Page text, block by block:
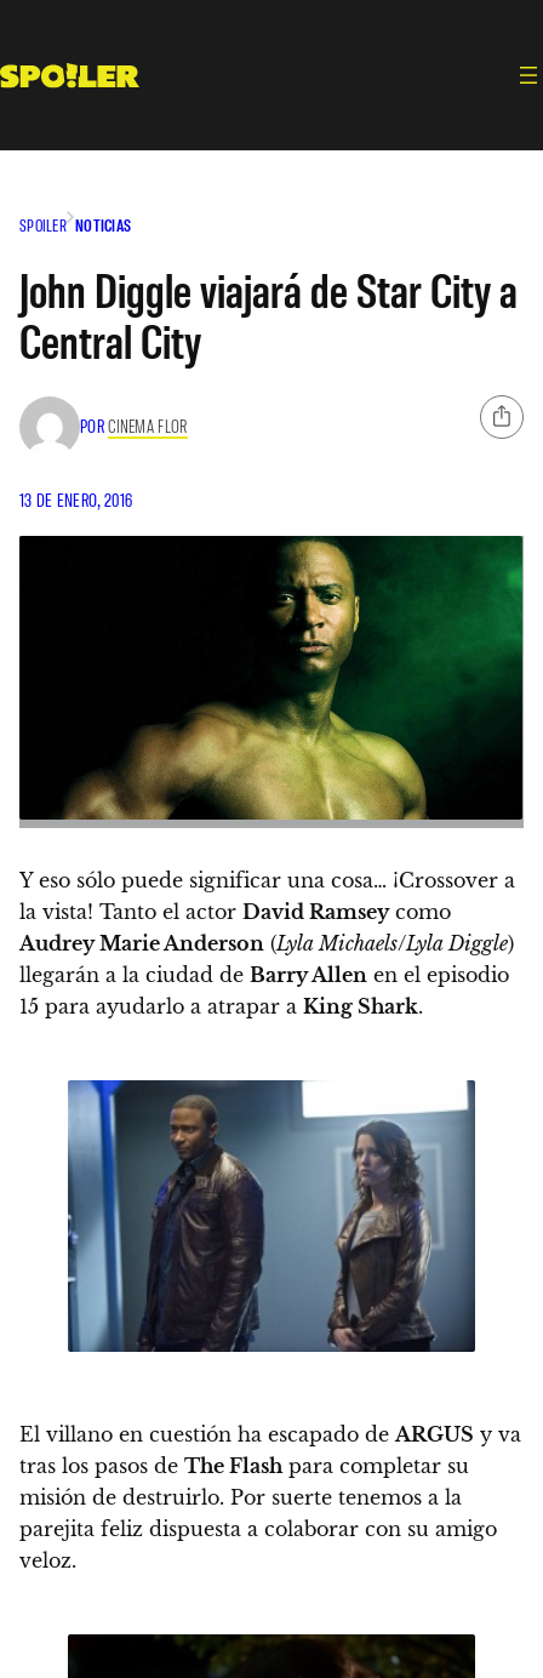
contenido
SPOILER NOTICIAS
John Diggle viajará de Star City a
Central City
PORCINEMA FLOR
13 DE ENERO, 2016
Y eso sólo puede significar una cosa… ¡Crossover a
la vista! Tanto el actor David Ramseycomo
Audrey Marie Anderson (Lyla Michaels/Lyla Diggle)
llegarán a la ciudad de Barry Allen en el episodio
15 para ayudarlo a atrapar a King Shark.
El villano en cuestión ha escapado deARGUS y va
tras los pasos de The Flashpara completar su
misión de destruirlo. Por suerte tenemos a la
parejita feliz dispuesta a colaborar con su amigo
veloz.